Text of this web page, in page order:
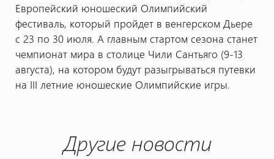
Европейский юношеский Олимпийский
фестиваль, который пройдет в венгерском Дьере
с 23 по 30 июля. А главным стартом сезона станет
чемпионат мира в столице Чили Сантьяго (9-13
августа), на котором будут разыгрываться путевки
на III летние юношеские Олимпийские игры.
Другие новости